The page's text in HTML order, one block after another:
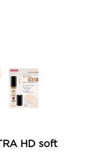
HD soft